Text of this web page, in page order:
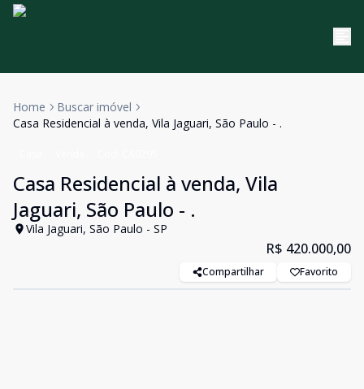
Home
Buscar imóvel
Casa Residencial à venda, Vila Jaguari, São Paulo - .
Casa Residencial à venda, Vila
Jaguari, São Paulo - .
Vila Jaguari, São Paulo - SP
R$ 420.000,00
Compartilhar Favorito